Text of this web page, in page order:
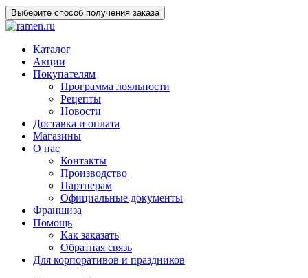
Выберите способ получения заказа
Каталог
Акции
Покупателям
Программа лояльности
Рецепты
Новости
Доставка и оплата
Магазины
О нас
Контакты
Производство
Партнерам
Официальные документы
Франшиза
Помощь
Как заказать
Обратная связь
Для корпоративов и праздников